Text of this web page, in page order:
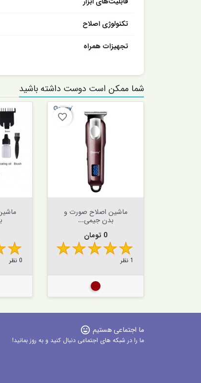
تکنولوژی اصلاح
تجهیزات همراه
شما ممکن است دوست داشته باشید
favorite_border
ماشین اصلاح صورت و
بدن جیمی...
قیمت
0 تومان
1 نظر
زرشکی
0 نظر
ما اجتماعی هستیم sentiment_very_satisfied
ما را در شبکه های اجتماعی دنبال کنید و به روز بمانید!